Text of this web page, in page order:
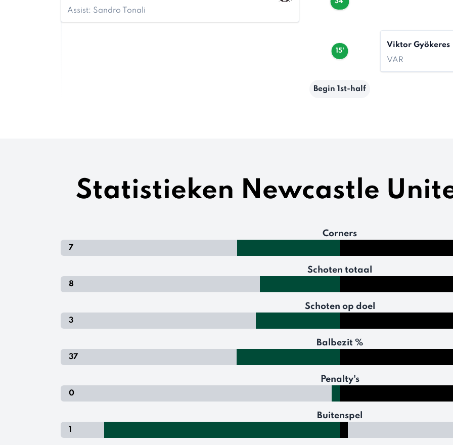
Assist: Sandro Tonali
15'
Viktor Gyökeres
VAR
Begin 1st-half
Statistieken Newcastle
Corners
7
Schoten totaal
8
Schoten op doel
3
Balbezit %
37
Penalty's
0
Buitenspel
1